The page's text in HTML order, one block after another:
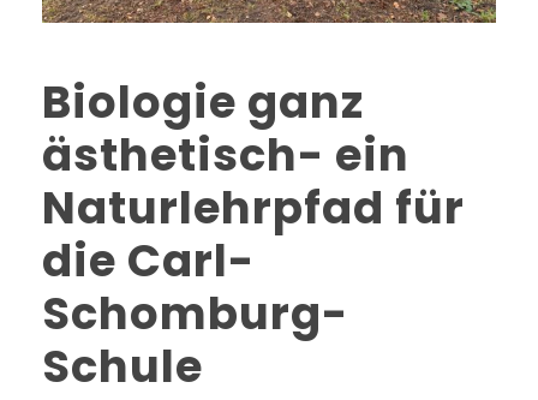
Biologie ganz
ästhetisch- ein
Naturlehrpfad für
die Carl-
Schomburg-
Schule